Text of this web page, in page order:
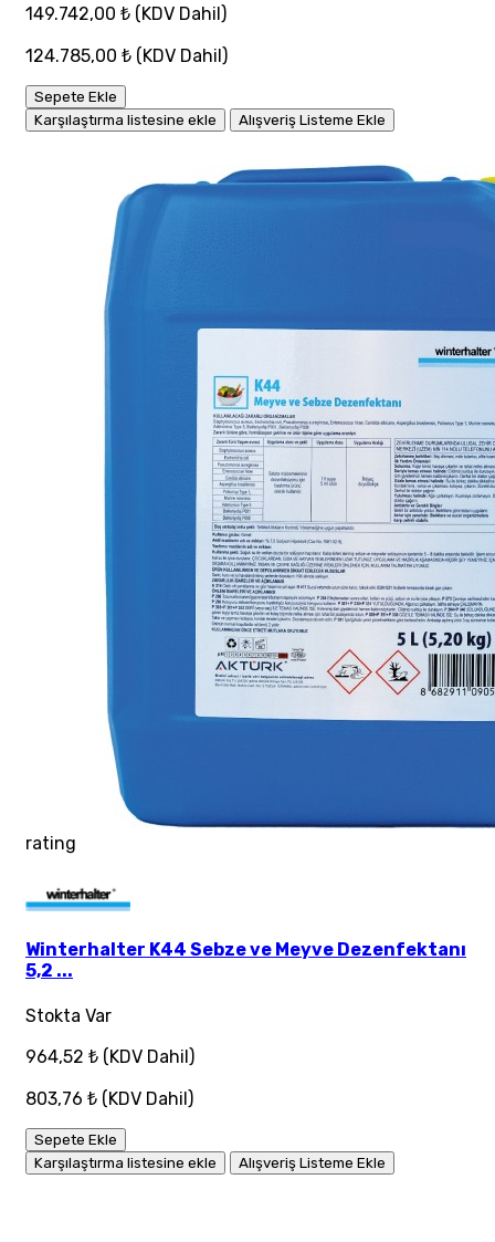
149.742,00 ₺ (KDV Dahil)
124.785,00 ₺ (KDV Dahil)
Sepete Ekle
Karşılaştırma listesine ekle
Alışveriş Listeme Ekle
rating
Winterhalter K44 Sebze ve Meyve Dezenfektanı
5,2 ...
Stokta Var
964,52 ₺ (KDV Dahil)
803,76 ₺ (KDV Dahil)
Sepete Ekle
Karşılaştırma listesine ekle
Alışveriş Listeme Ekle